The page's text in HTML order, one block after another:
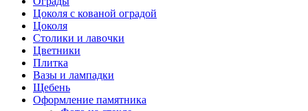
Цоколя с кованой оградой
Цоколя
Столики и лавочки
Цветники
Плитка
Вазы и лампадки
Щебень
Оформление памятника